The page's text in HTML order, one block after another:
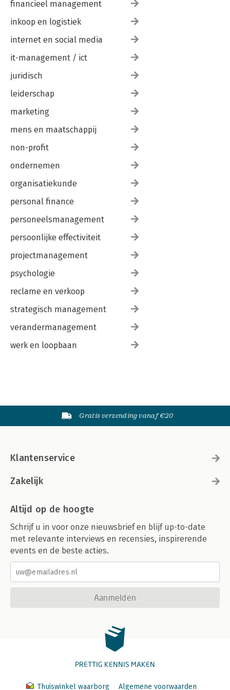
Traumasensitief
werken met het
jonge kind
financieel management
inkoop en logistiek
internet en social media
it-management / ict
juridisch
leiderschap
marketing
mens en maatschappij
non-profit
ondernemen
organisatiekunde
personal finance
personeelsmanagement
persoonlijke effectiviteit
projectmanagement
psychologie
reclame en verkoop
strategisch management
verandermanagement
werk en loopbaan
Gratis verzending vanaf €20
Klantenservice
Zakelijk
Altijd op de hoogte
Schrijf u in voor onze nieuwsbrief en blijf up-to-date
met relevante interviews en recensies, inspirerende
events en de beste acties.
Aanmelden
PRETTIG KENNIS MAKEN
Thuiswinkel waarborg Algemene voorwaarden